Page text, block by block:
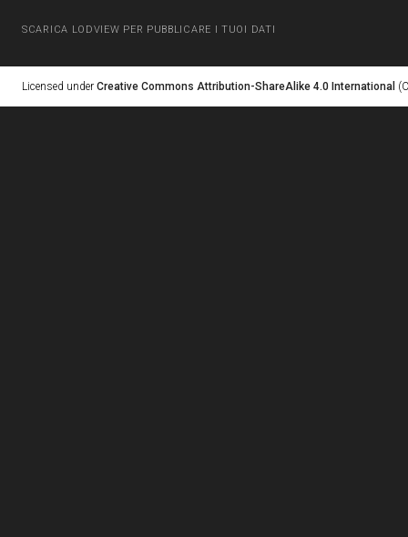
SCARICA LODVIEW PER PUBBLICARE I TUOI DATI
Licensed under Creative Commons Attribution-ShareAlike 4.0 International